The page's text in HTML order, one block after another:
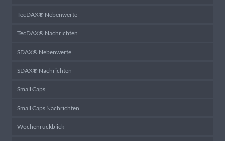
TecDAX® Nebenwerte
TecDAX® Nachrichten
SDAX® Nebenwerte
SDAX® Nachrichten
Small Caps
Small Caps Nachrichten
Wochenrückblick